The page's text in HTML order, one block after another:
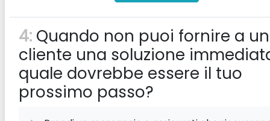
4: Quando non puoi fornire a un
cliente una soluzione
quale dovrebbe essere il tuo
prossimo passo?